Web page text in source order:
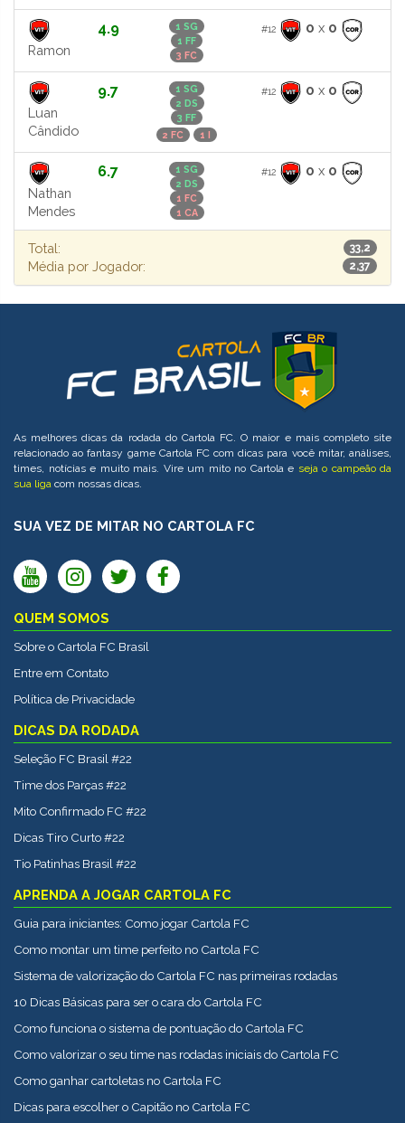
Ramon
4.9
1 SG
1 FF
3 FC
#12 0 x 0
Luan
Cândido
9.7
1 SG
2 DS
3 FF
2 FC
1 I
#12 0 x 0
Nathan
Mendes
6.7
1 SG
2 DS
1 FC
1 CA
#12 0 x 0
Total: 33,2
Média por Jogador: 2,37
As melhores dicas da rodada do Cartola FC. O maior e mais completo site
relacionado ao fantasy game Cartola FC com dicas para você mitar, análises,
times, notícias e muito mais. Vire um mito no Cartola e seja o campeão da
sua liga com nossas dicas.
SUA VEZ DE MITAR NO CARTOLA FC
QUEM SOMOS
Sobre o Cartola FC Brasil
Entre em Contato
Política de Privacidade
DICAS DA RODADA
Seleção FC Brasil #22
Time dos Parças #22
Mito Confirmado FC #22
Dicas Tiro Curto #22
Tio Patinhas Brasil #22
APRENDA A JOGAR CARTOLA FC
Guia para iniciantes: Como jogar Cartola FC
Como montar um time perfeito no Cartola FC
Sistema de valorização do Cartola FC nas primeiras rodadas
10 Dicas Básicas para ser o cara do Cartola FC
Como funciona o sistema de pontuação do Cartola FC
Como valorizar o seu time nas rodadas iniciais do Cartola FC
Como ganhar cartoletas no Cartola FC
Dicas para escolher o Capitão no Cartola FC